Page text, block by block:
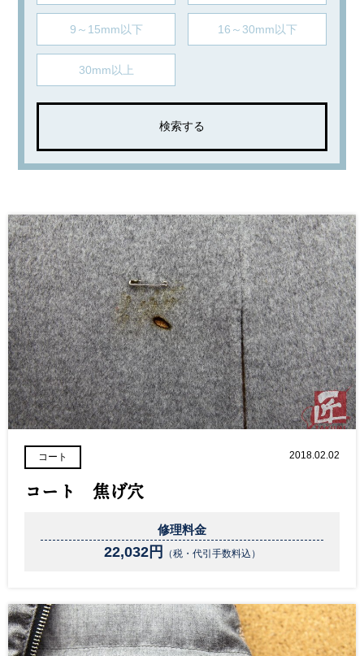
9～15mm以下 16～30mm以下
30mm以上
コート 2018.02.02
コート 焦げ穴
修理料金
22,032円 （税・代引手数料込）